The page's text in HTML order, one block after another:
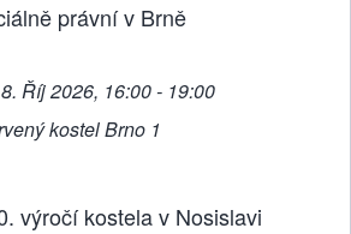
právní v Brně
Říj 2026, 16:00 - 19:00
kostel Brno 1
výročí kostela v Nosislavi